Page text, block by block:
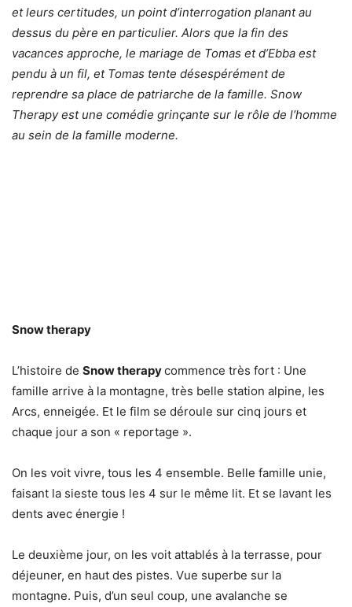
et leurs certitudes, un point d’interrogation planant au
dessus du père en particulier. Alors que la fin des
vacances approche, le mariage de Tomas et d’Ebba est
pendu à un fil, et Tomas tente désespérément de
reprendre sa place de patriarche de la famille. Snow
Therapy est une comédie grinçante sur le rôle de l’homme
au sein de la famille moderne.
Snow therapy
L’histoire de Snow therapycommence très fort : Une
famille arrive à la montagne, très belle station alpine, les
Arcs, enneigée. Et le film se déroule sur cinq jours et
chaque jour a son « reportage ».
On les voit vivre, tous les 4 ensemble. Belle famille unie,
faisant la sieste tous les 4 sur le même lit. Et se lavant les
dents avec énergie !
Le deuxième jour, on les voit attablés à la terrasse, pour
déjeuner, en haut des pistes. Vue superbe sur la
montagne. Puis, d’un seul coup, une avalanche se